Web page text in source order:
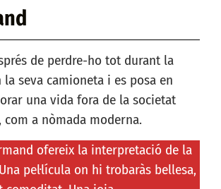
de perdre-ho tot durant la
la seva camioneta i es posa en
una vida fora de la societat
com a nòmada moderna.
ofereix la interpretació de la
pel·lícula on hi trobaràs bellesa,